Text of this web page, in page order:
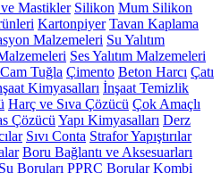
Mastikler Silikon Mum Silikon
Kartonpiyer Tavan Kaplama
Malzemeleri Su Yalıtım
Ses Yalıtım Malzemeleri
Cam Tuğla Çimento Beton Harcı Çatı
Kimyasalları İnşaat Temizlik
Harç ve Sıva Çözücü Çok Amaçlı
Çözücü Yapı Kimyasalları Derz
Sıvı Conta Strafor Yapıştırılar
Boru Bağlantı ve Aksesuarları
Boruları PPRC Borular Kombi